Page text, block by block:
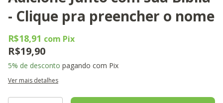
- Clique pra preencher o nome
R$19,90
R$18,91 com Pix
5% de desconto pagando com Pix
Ver mais detalhes